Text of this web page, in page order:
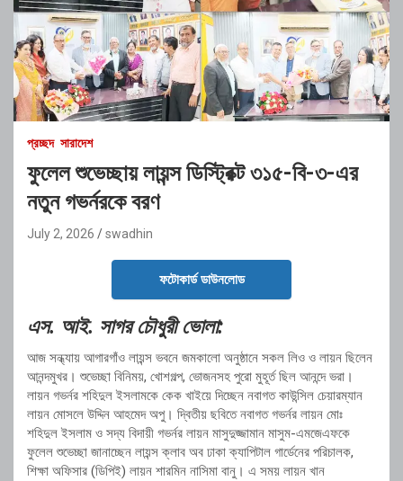
প্রচ্ছদ সারাদেশ
ফুলেল শুভেচ্ছায় লায়ন্স ডিস্ট্রিক্ট ৩১৫-বি-৩-এর
নতুন গভর্নরকে বরণ
July 2, 2026 swadhin
ফটোকার্ড ডাউনলোড
এস. আই. সাগর চৌধুরী ভোলা:
আজ সন্ধ্যায় আগারগাঁও লায়ন্স ভবনে জমকালো অনুষ্ঠানে সকল লিও ও লায়ন ছিলেন
আনন্দমুখর। শুভেচ্ছা বিনিময়, খোশগল্প, ভোজনসহ পুরো মুহূর্ত ছিল আনন্দে ভরা।
লায়ন গভর্নর শহিদুল ইসলামকে কেক খাইয়ে দিচ্ছেন নবাগত কাউন্সিল চেয়ারম্যান
লায়ন মোসলে উদ্দিন আহমেদ অপু। দ্বিতীয় ছবিতে নবাগত গভর্নর লায়ন মোঃ
শহিদুল ইসলাম ও সদ্য বিদায়ী গভর্নর লায়ন মাসুদুজ্জামান মাসুম-এমজেএফকে
ফুলেল শুভেচ্ছা জানাচ্ছেন লায়ন্স ক্লাব অব ঢাকা ক্যাপিটাল গার্ডেনের পরিচালক,
শিক্ষা অফিসার (ডিপিই) লায়ন শারমিন নাসিমা বানু। এ সময় লায়ন খান